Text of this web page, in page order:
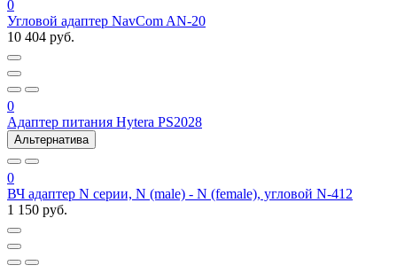
0
Угловой адаптер NavCom AN-20
10 404 руб.
0
Адаптер питания Hytera PS2028
Альтернатива
0
ВЧ адаптер N серии, N (male) - N (female), угловой N-412
1 150 руб.